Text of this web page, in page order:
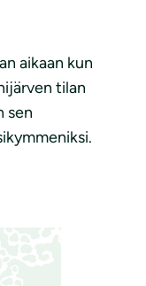
aikaan kun
tilan
sen